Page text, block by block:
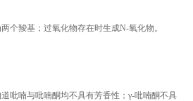
个羧基；过氧化物存在时生成N-氧化物。
吡喃与吡喃酮均不具有芳香性；γ-吡喃酮不具